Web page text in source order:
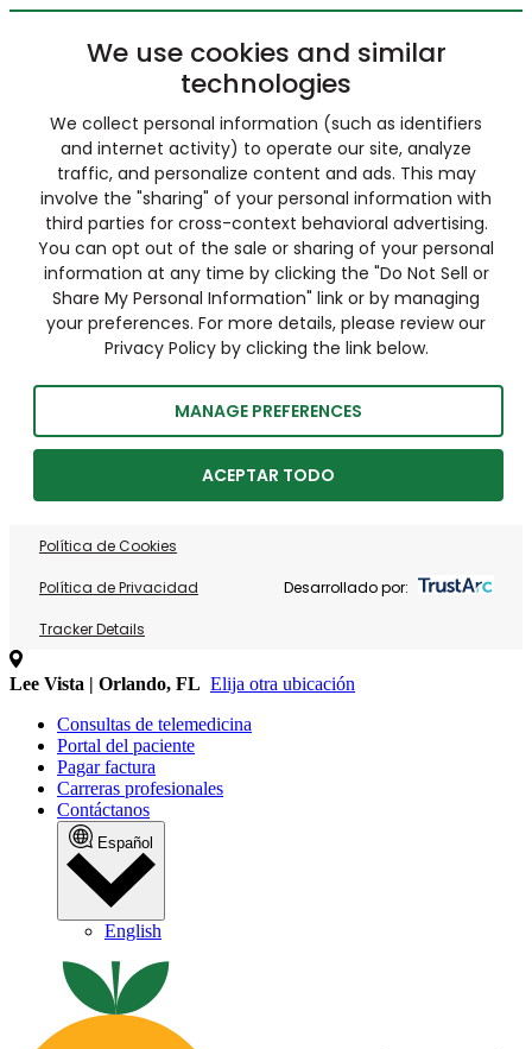
We use cookies and similar
technologies
We collect personal information (such as identifiers
and internet activity) to operate our site, analyze
traffic, and personalize content and ads. This may
involve the "sharing" of your personal information with
third parties for cross-context behavioral advertising.
You can opt out of the sale or sharing of your personal
information at any time by clicking the "Do Not Sell or
Share My Personal Information" link or by managing
your preferences. For more details, please review our
Privacy Policy by clicking the link below.
MANAGE PREFERENCES
ACEPTAR TODO
Política de Cookies
Política de Privacidad
Tracker Details
Desarrollado por:
Lee Vista | Orlando, FL Elija otra ubicación
Consultas de telemedicina
Portal del paciente
Pagar factura
Carreras profesionales
Contáctanos
Español
English